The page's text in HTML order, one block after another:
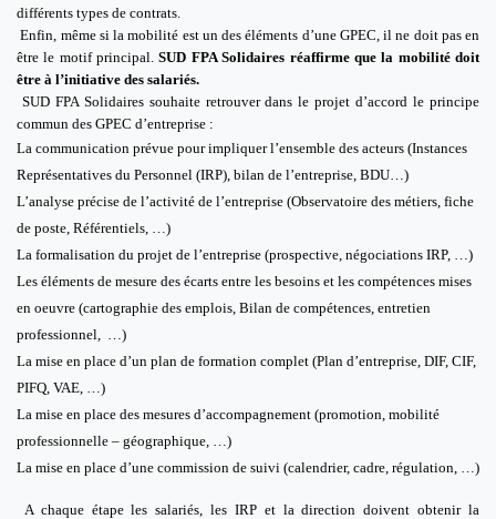
différents types de contrats.
Enfin, même si la mobilité est un des éléments d’une GPEC, il ne doit pas en
être le motif principal.SUD FPA Solidaires réaffirme que la mobilité doit
être à l’initiative des salariés.
SUD FPA Solidaires souhaite retrouver dans le projet d’accord le principe
commun des GPEC d’entreprise :
La communication prévue pour impliquer l’ensemble des acteurs (Instances
Représentatives du Personnel (IRP), bilan de l’entreprise, BDU…)
L’analyse précise de l’activité de l’entreprise (Observatoire des métiers, fiche
de poste, Référentiels, …)
La formalisation du projet de l’entreprise (prospective, négociations IRP, …)
Les éléments de mesure des écarts entre les besoins et les compétences mises
en oeuvre (cartographie des emplois, Bilan de compétences, entretien
professionnel, …)
La mise en place d’un plan de formation complet (Plan d’entreprise, DIF, CIF,
PIFQ, VAE, …)
La mise en place des mesures d’accompagnement (promotion, mobilité
professionnelle – géographique, …)
La mise en place d’une commission de suivi (calendrier, cadre, régulation, …)
A chaque étape les salariés, les IRP et la direction doivent obtenir la